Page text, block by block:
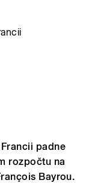
padne
rozpočtu na
Bayrou.